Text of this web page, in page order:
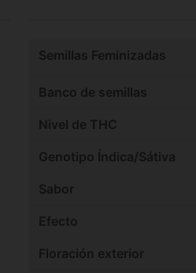
Semillas Feminizadas
Banco de semillas
Nivel de THC
Genotipo Índica/Sátiva
Sabor
Efecto
Floración exterior